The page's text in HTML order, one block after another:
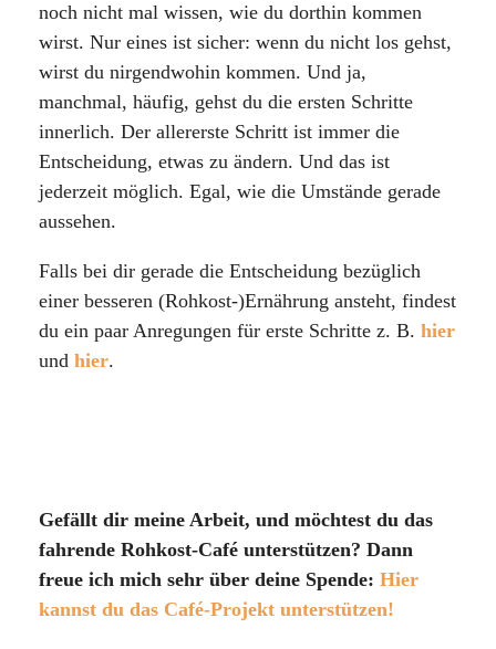
noch nicht mal wissen, wie du dorthin kommen
wirst. Nur eines ist sicher: wenn du nicht los gehst,
wirst du nirgendwohin kommen. Und ja,
manchmal, häufig, gehst du die ersten Schritte
innerlich. Der allererste Schritt ist immer die
Entscheidung, etwas zu ändern. Und das ist
jederzeit möglich. Egal, wie die Umstände gerade
aussehen.
Falls bei dir gerade die Entscheidung bezüglich
einer besseren (Rohkost-)Ernährung ansteht, findest
du ein paar Anregungen für erste Schritte z. B. hier
und hier.
Gefällt dir meine Arbeit, und möchtest du das
fahrende Rohkost-Café unterstützen? Dann
freue ich mich sehr über deine Spende: Hier
kannst du das Café-Projekt unterstützen!